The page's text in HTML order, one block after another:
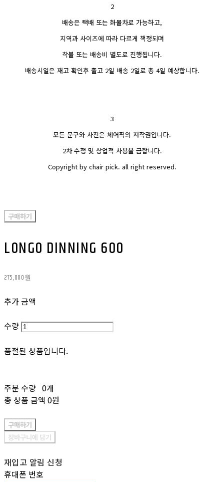
2
배송은 택배 또는 화물차로 가능하고,
지역과 사이즈에 따라 다르게 책정되며
착불 또는 배송비 별도로 진행됩니다.
배송시일은 재고 확인후 출고 2일 배송 2일로 총 4일 예상합니다.
3
모든 문구와 사진은 체어픽의 저작권입니다.
2차 수정 및 상업적 사용을 금합니다.
Copyright by chair pick. all right reserved.
구매하기
LONGO DINNING 600
275,000원
추가 금액
수량
품절된 상품입니다.
주문 수량 0개
총 상품 금액 0원
구매하기
장바구니에 담기
재입고 알림 신청
휴대폰 번호